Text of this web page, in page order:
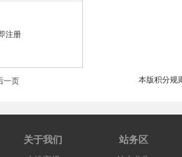
注册
本版积分规
一页
关于我们 站务区